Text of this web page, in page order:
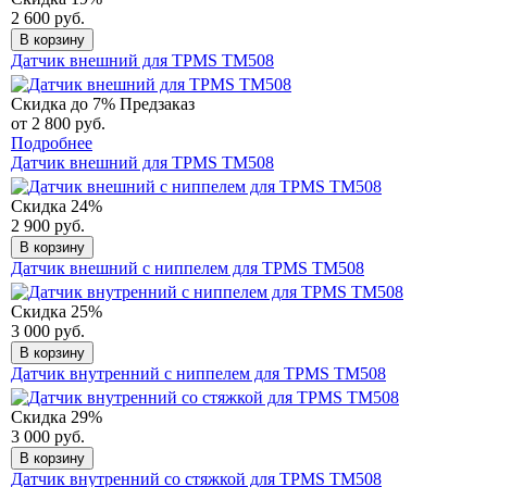
2 600 руб.
В корзину
Датчик внешний для TPMS TM508
Скидка до 7% Предзаказ
от 2 800 руб.
Подробнее
Датчик внешний для TPMS TM508
Скидка 24%
2 900 руб.
В корзину
Датчик внешний с ниппелем для TPMS TM508
Скидка 25%
3 000 руб.
В корзину
Датчик внутренний с ниппелем для TPMS TM508
Скидка 29%
3 000 руб.
В корзину
Датчик внутренний со стяжкой для TPMS TM508